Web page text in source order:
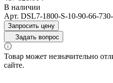
В наличии
Арт. DSL7-1800-S-10-90-66-
Запросить цену
Задать вопрос
Товар может незначительно
сайте.